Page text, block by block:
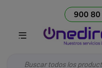
900